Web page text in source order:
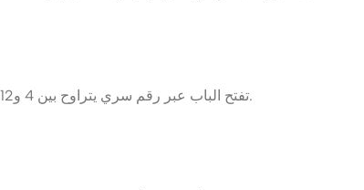
تفتح الباب عبر رقم سري يتراوح بين 4 و12 خانة.، توفر إمكانية تعيين رموز مؤقتة للزوار أو العمال دون الحاجة إلى مشاركة المفاتيح.